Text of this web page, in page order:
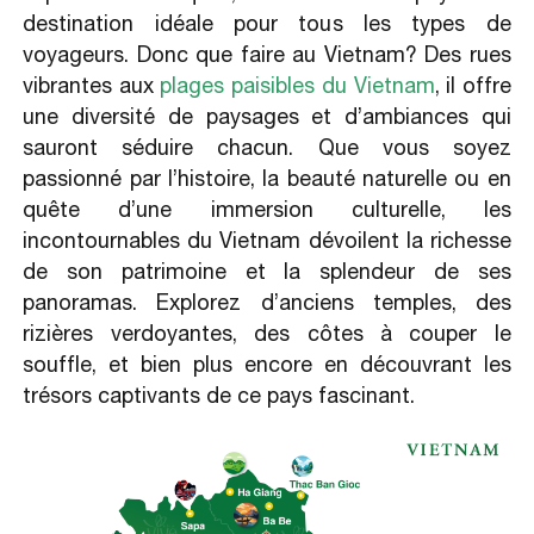
destination idéale pour tous les types de
voyageurs. Donc que faire au Vietnam? Des rues
vibrantes aux plages paisibles du Vietnam, il offre
une diversité de paysages et d’ambiances qui
sauront séduire chacun. Que vous soyez
passionné par l’histoire, la beauté naturelle ou en
quête d’une immersion culturelle, les
incontournables du Vietnam dévoilent la richesse
de son patrimoine et la splendeur de ses
panoramas. Explorez d’anciens temples, des
rizières verdoyantes, des côtes à couper le
souffle, et bien plus encore en découvrant les
trésors captivants de ce pays fascinant.